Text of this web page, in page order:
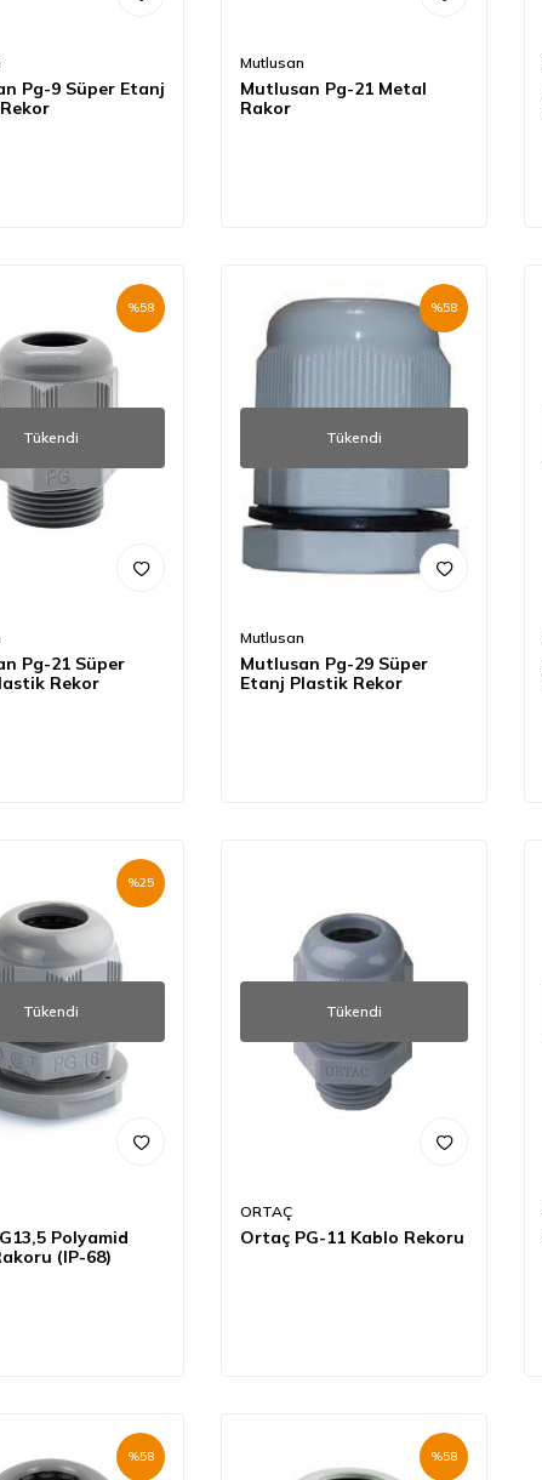
Pg-9 Süper Etanj
Mutlusan
Mutlusan Pg-21 Metal
Rakor
%58
Tükendi
Pg-21 Süper
Rekor
%58
Tükendi
Mutlusan
Mutlusan Pg-29 Süper
Etanj Plastik Rekor
%25
Tükendi
Polyamid
(IP-68)
Tükendi
ORTAÇ
Ortaç PG-11 Kablo Rekoru
%58 %58